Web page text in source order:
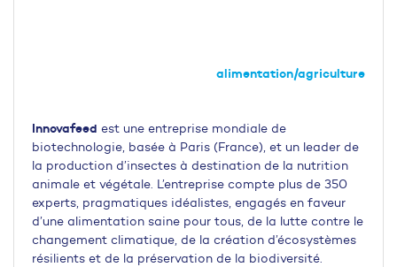
alimentation/agriculture
Innovafeed est une entreprise mondiale de
biotechnologie, basée à Paris (France), et un leader de
la production d’insectes à destination de la nutrition
animale et végétale. L’entreprise compte plus de 350
experts, pragmatiques idéalistes, engagés en faveur
d’une alimentation saine pour tous, de la lutte contre le
changement climatique, de la création d’écosystèmes
résilients et de la préservation de la biodiversité.